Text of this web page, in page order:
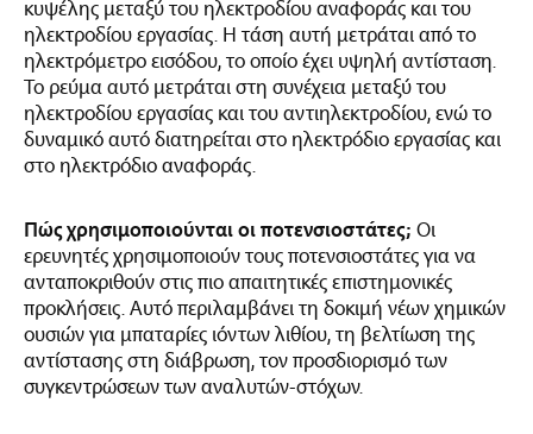
κυψέλης μεταξύ του ηλεκτροδίου αναφοράς και του
ηλεκτροδίου εργασίας. Η τάση αυτή μετράται από το
ηλεκτρόμετρο εισόδου, το οποίο έχει υψηλή αντίσταση.
Το ρεύμα αυτό μετράται στη συνέχεια μεταξύ του
ηλεκτροδίου εργασίας και του αντιηλεκτροδίου, ενώ το
δυναμικό αυτό διατηρείται στο ηλεκτρόδιο εργασίας και
στο ηλεκτρόδιο αναφοράς.
Πώς χρησιμοποιούνται οι ποτενσιοστάτες; Οι
ερευνητές χρησιμοποιούν τους ποτενσιοστάτες για να
ανταποκριθούν στις πιο απαιτητικές επιστημονικές
προκλήσεις. Αυτό περιλαμβάνει τη δοκιμή νέων χημικών
ουσιών για μπαταρίες ιόντων λιθίου, τη βελτίωση της
αντίστασης στη διάβρωση, τον προσδιορισμό των
συγκεντρώσεων των αναλυτών-στόχων.